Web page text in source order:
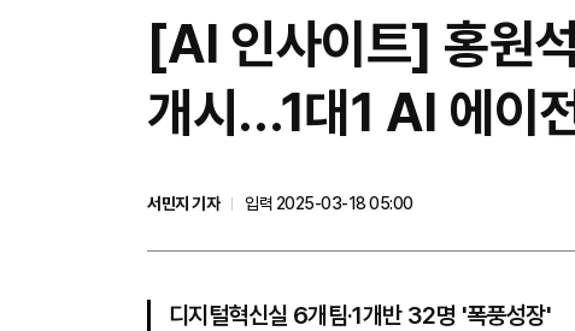
[AI 인사이트] 홍원
개시…1대1 AI 에이
서민지 기자
입력 2025-03-18 05:00
디지털혁신실 6개팀·1개반 32명 '폭풍성장'